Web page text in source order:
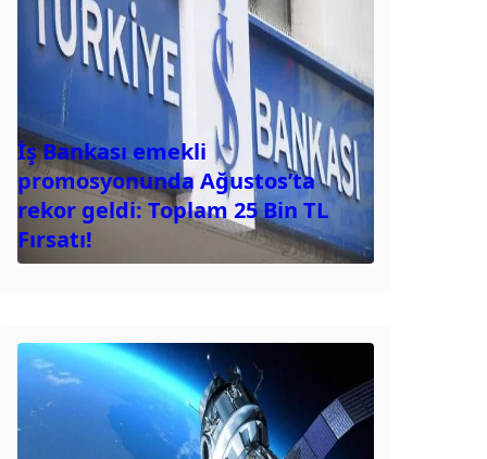
İş Bankası emekli
promosyonunda Ağustos’ta
rekor geldi: Toplam 25 Bin TL
Fırsatı!